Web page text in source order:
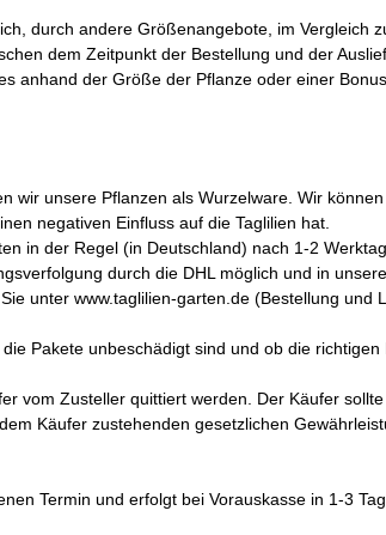
durch andere Größenangebote, im Vergleich
dem Zeitpunkt der Bestellung und der
anhand der Größe der Pflanze oder einer
wir unsere Pflanzen als Wurzelware. Wir
negativen Einfluss auf die Taglilien hat.
in der Regel (in Deutschland) nach 1-2
durch die DHL möglich und in
unter www.taglilien-garten.de (Bestellung und
Pakete unbeschädigt sind und ob die richtigen
vom Zusteller quittiert werden. Der Käufer
Käufer zustehenden gesetzlichen
Termin und erfolgt bei Vorauskasse in 1-3